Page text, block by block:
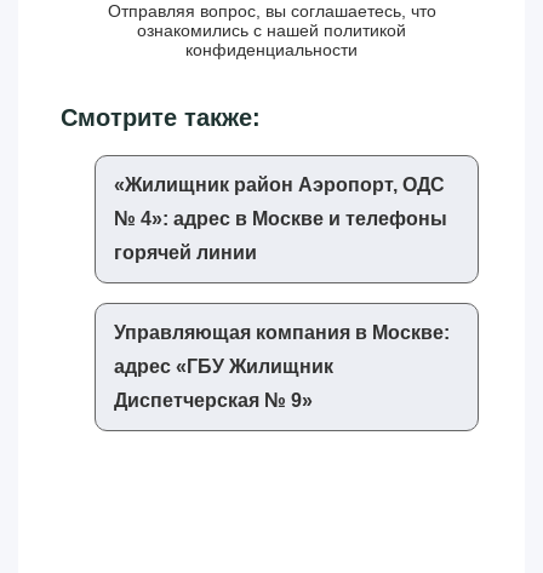
Отправляя вопрос, вы соглашаетесь, что
ознакомились с нашей политикой
конфиденциальности
Смотрите также:
«‎Жилищник район Аэропорт, ОДС
№ 4»‎: адрес в Москве и телефоны
горячей линии
Управляющая компания в Москве:
адрес «‎ГБУ Жилищник
Диспетчерская № 9»‎